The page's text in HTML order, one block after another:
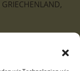
Auch
besser ging
nicht ihr Happy-